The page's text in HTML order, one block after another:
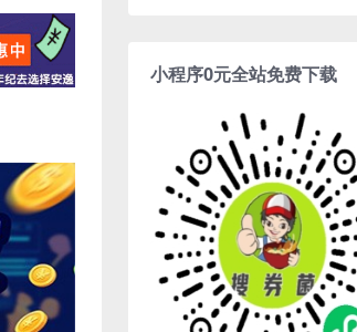
小程序0元全站免费下载